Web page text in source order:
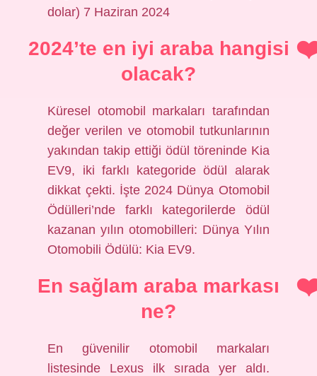
dolar) 7 Haziran 2024
2024’te en iyi araba hangisi
olacak?
Küresel otomobil markaları tarafından
değer verilen ve otomobil tutkunlarının
yakından takip ettiği ödül töreninde Kia
EV9, iki farklı kategoride ödül alarak
dikkat çekti. İşte 2024 Dünya Otomobil
Ödülleri’nde farklı kategorilerde ödül
kazanan yılın otomobilleri: Dünya Yılın
Otomobili Ödülü: Kia EV9.
En sağlam araba markası
ne?
En güvenilir otomobil markaları
listesinde Lexus ilk sırada yer aldı.